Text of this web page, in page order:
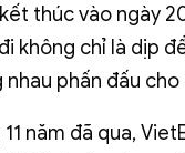
thúc vào ngày
không chỉ là dịp
phấn đấu
năm đã qua,